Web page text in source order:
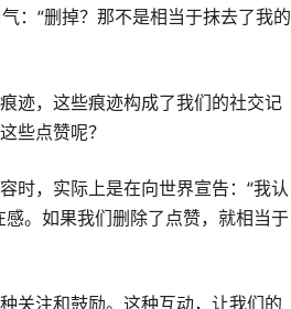
：“删掉？那不是相当于抹去了我的
迹，这些痕迹构成了我们的社交记
些点赞呢？
时，实际上是在向世界宣告：“我认
。如果我们删除了点赞，就相当于
关注和鼓励。这种互动，让我们的